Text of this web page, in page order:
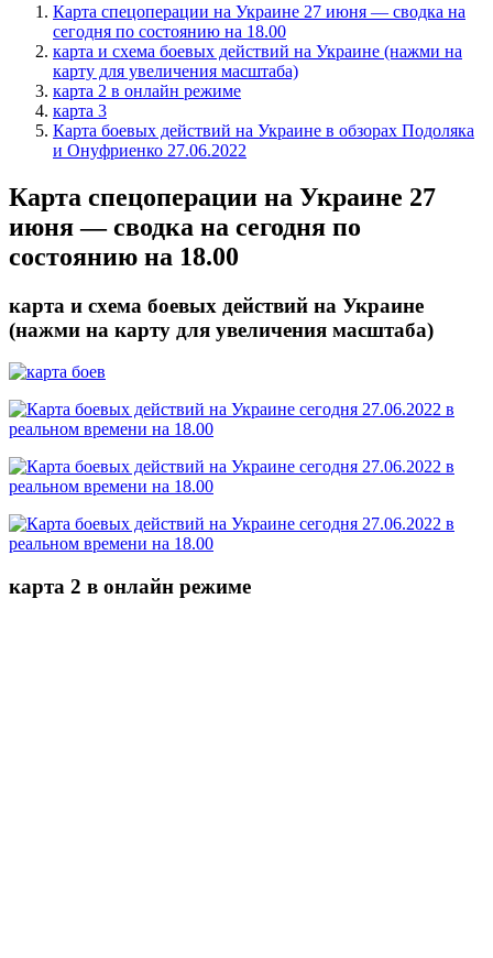
Карта спецоперации на Украине 27 июня — сводка на
сегодня по состоянию на 18.00
карта и схема боевых действий на Украине (нажми на
карту для увеличения масштаба)
карта 2 в онлайн режиме
карта 3
Карта боевых действий на Украине в обзорах Подоляка
и Онуфриенко 27.06.2022
Карта спецоперации на Украине 27
июня — сводка на сегодня по
состоянию на 18.00
карта и схема боевых действий на Украине
(нажми на карту для увеличения масштаба)
карта 2 в онлайн режиме